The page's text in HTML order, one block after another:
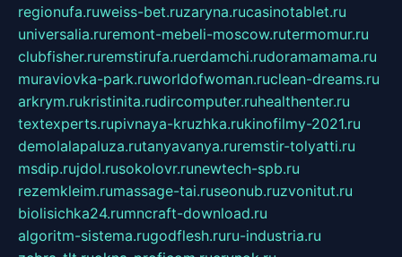
regionufa.ruweiss-bet.ruzaryna.rucasinotablet.ru
universalia.ruremont-mebeli-moscow.rutermomur.ru
clubfisher.ruremstirufa.ruerdamchi.rudoramamama.ru
muraviovka-park.ruworldofwoman.ruclean-dreams.ru
arkrym.rukristinita.rudircomputer.ruhealthenter.ru
textexperts.rupivnaya-kruzhka.rukinofilmy-2021.ru
demolalapaluza.rutanyavanya.ruremstir-tolyatti.ru
msdip.rujdol.rusokolovr.runewtech-spb.ru
rezemkleim.rumassage-tai.ruseonub.ruzvonitut.ru
biolisichka24.rumncraft-download.ru
algoritm-sistema.rugodflesh.ruru-industria.ru